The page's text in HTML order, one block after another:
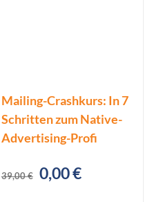
Mailing-Crashkurs: In 7
Schritten zum Native-
Advertising-Profi
39,00€ Ursprünglicher
0,00€Aktueller